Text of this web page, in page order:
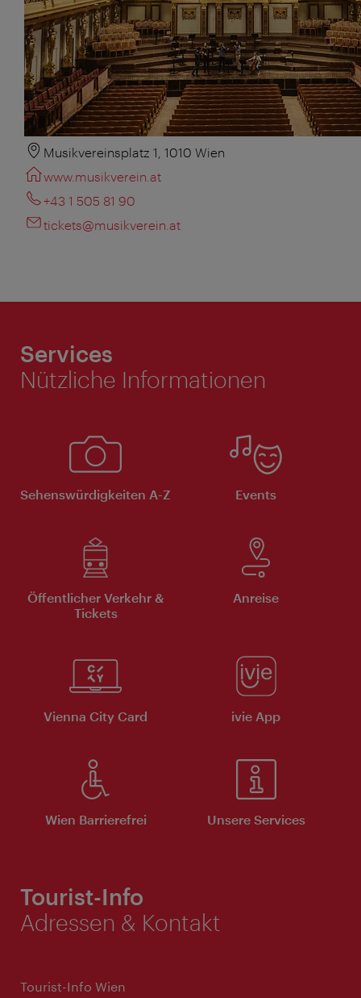
Musikvereinsplatz 1, 1010 Wien
www.musikverein.at
+43 1 505 81 90
tickets@musikverein.at
Services
Nützliche Informationen
Sehenswürdigkeiten A-Z Events
Öffentlicher Verkehr &
Tickets
Anreise
Vienna City Card ivie App
Wien Barrierefrei Unsere Services
Tourist-Info
Adressen & Kontakt
Tourist-Info Wien